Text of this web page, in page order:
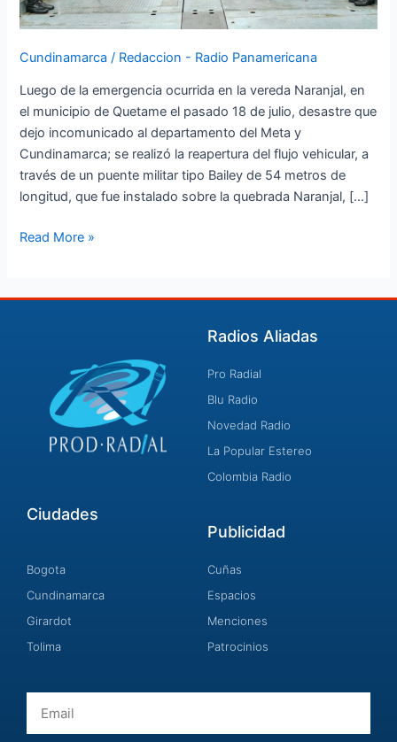
Cundinamarca / Redaccion - Radio Panamericana
Luego de la emergencia ocurrida en la vereda Naranjal, en
el municipio de Quetame el pasado 18 de julio, desastre que
dejo incomunicado al departamento del Meta y
Cundinamarca; se realizó la reapertura del flujo vehicular, a
través de un puente militar tipo Bailey de 54 metros de
longitud, que fue instalado sobre la quebrada Naranjal, […]
habrá
paso
controlado.
Read More »
Radios Aliadas
Pro Radial
Blu Radio
Novedad Radio
La Popular Estereo
Colombia Radio
Ciudades
Bogota
Cundinamarca
Girardot
Tolima
Publicidad
Cuñas
Espacios
Menciones
Patrocinios